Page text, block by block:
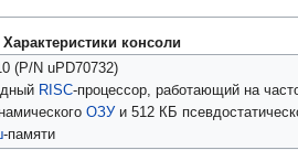
Характеристики консоли
(P/N uPD70732)
RISC-процессор, работающий на
ОЗУ и 512 КБ
-памяти